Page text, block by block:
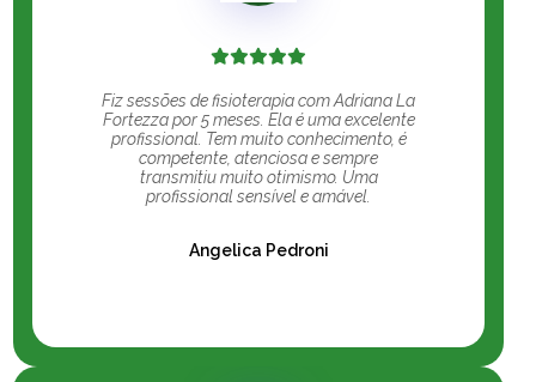
Fiz sessões de fisioterapia com Adriana La
Fortezza por 5 meses. Ela é uma excelente
profissional. Tem muito conhecimento, é
competente, atenciosa e sempre
transmitiu muito otimismo. Uma
profissional sensível e amável.
Angelica Pedroni